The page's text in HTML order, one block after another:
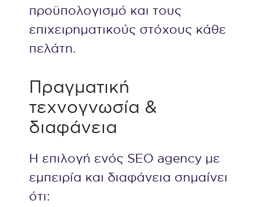
προϋπολογισμό και τους
επιχειρηματικούς στόχους κάθε
πελάτη.
Πραγματική
τεχνογνωσία &
διαφάνεια
Η επιλογή ενός SEO agency με
εμπειρία και διαφάνεια σημαίνει
ότι: